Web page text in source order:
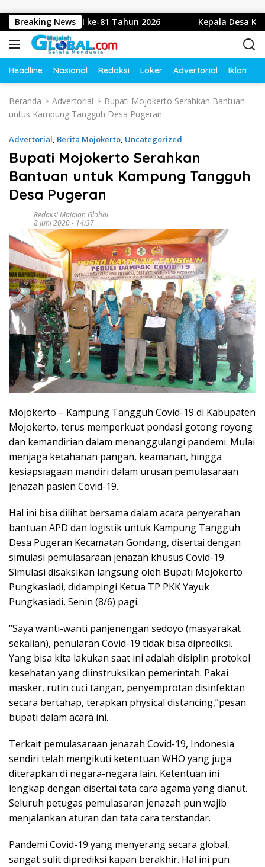
Breaking News
HUT RI ke-81 Tahun 2026 Kepala Desa Kupang,
Headline Nasional Redaksi Loker Advertorial Iklan
Beranda Advertorial
Bupati Mojokerto Serahkan Bantuan
untuk Kampung Tangguh Desa Pugeran
Advertorial, Berita Mojokerto, Uncategorized
Bupati Mojokerto Serahkan
Bantuan untuk Kampung Tangguh
Desa Pugeran
Redaksi Majalah Global
8 Juni 2020 - 14:37
Mojokerto – Kampung Tangguh Covid-19 di Kabupaten
Mojokerto, terus memperkuat pondasi gotong royong
dan kemandirian dalam menanggulangi pandemi. Mulai
menjaga ketahanan pangan, keamanan, hingga
kesiapsiagaan mandiri dalam urusan pemulasaraan
jenazah pasien Covid-19.
Hal ini bisa dilihat bersama dalam acara penyerahan
bantuan APD dan logistik untuk Kampung Tangguh
Desa Pugeran Kecamatan Gondang, disertai dengan
simulasi pemulasaraan jenazah khusus Covid-19.
Simulasi disaksikan langsung oleh Bupati Mojokerto
Pungkasiadi, didampingi Ketua TP PKK Yayuk
Pungkasiadi, Senin (8/6) pagi.
“Saya wanti-wanti panjenengan sedoyo (masyarakat
sekalian), penularan Covid-19 tidak bisa diprediksi.
Yang bisa kita lakukan saat ini adalah disiplin protokol
kesehatan yang diinstruksikan pemerintah. Pakai
masker, rutin cuci tangan, penyemprotan disinfektan
secara bertahap, terapkan physical distancing,”pesan
bupati dalam acara ini.
Terkait pemulasaraan jenazah Covid-19, Indonesia
sendiri telah mengikuti ketentuan WHO yang juga
diterapkan di negara-negara lain. Ketentuan ini
lengkap dengan disertai tata cara agama yang dianut.
Seluruh petugas pemulasaran jenazah pun wajib
menjalankan aturan dan tata cara terstandar.
Pandemi Covid-19 yang menyerang secara global,
sangat sulit diprediksi kapan berakhir. Hal ini pun